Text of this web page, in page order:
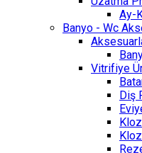
Ay-
Banyo - Wc
Vitrifiye
Diş